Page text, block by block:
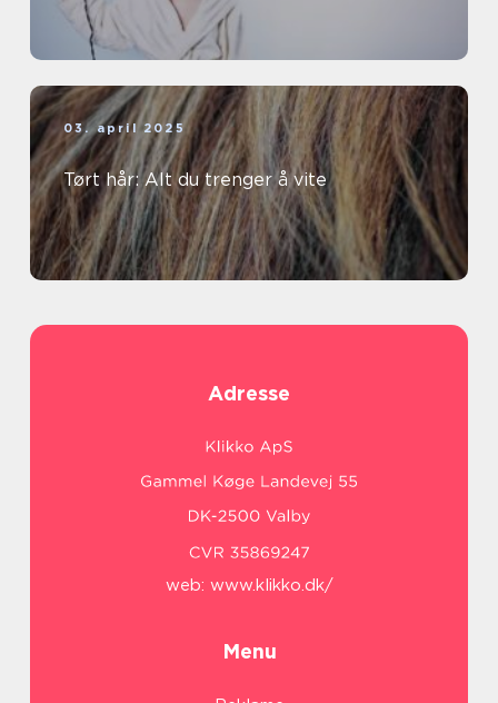
03. april 2025
Tørt hår: Alt du trenger å vite
Adresse
web: www.klikko.dk/
Menu